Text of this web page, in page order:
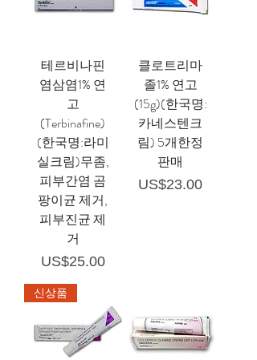
테르비나핀
염삼염1% 연
고
(Terbinafine)
(한국명:라미
실크림)무좀,
피부간염 곰
팡이균 제거,
피부진균 제
거
가격
US$25.00
클로트리마
졸1% 연고
(15g)(한국명:
카네스텐크
림) 5개한정
판매
가격
US$23.00
신상품